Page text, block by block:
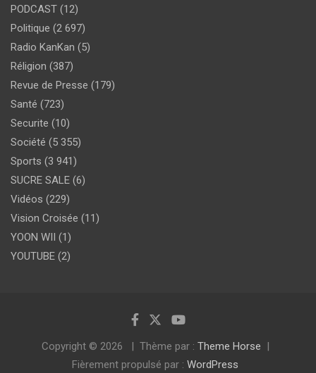
PODCAST (12)
Politique (2 697)
Radio KanKan (5)
Réligion (387)
Revue de Presse (179)
Santé (723)
Securite (10)
Société (5 355)
Sports (3 941)
SUCRE SALE (6)
Vidéos (229)
Vision Croisée (11)
YOON WII (1)
YOUTUBE (2)
Copyright © 2026 Thème par : Theme Horse
Fièrement propulsé par : WordPress